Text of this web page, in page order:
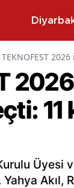
TEKNOFEST
Üyesi
Akıl,